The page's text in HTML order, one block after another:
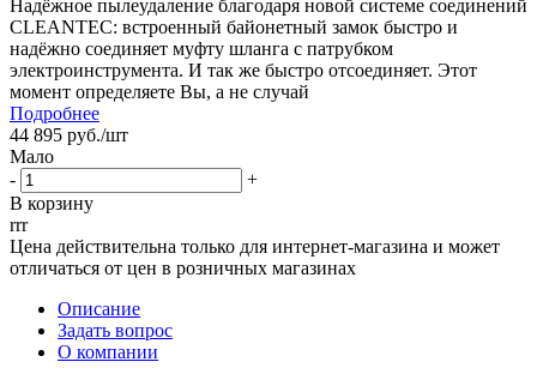
Надёжное пылеудаление благодаря новой системе соединений
CLEANTEC: встроенный байонетный замок быстро и
надёжно соединяет муфту шланга с патрубком
электроинструмента. И так же быстро отсоединяет. Этот
момент определяете Вы, а не случай
Подробнее
44 895 руб./шт
Мало
-
+
В корзину
rrr
Цена действительна только для интернет-магазина и может
отличаться от цен в розничных магазинах
Описание
Задать вопрос
О компании